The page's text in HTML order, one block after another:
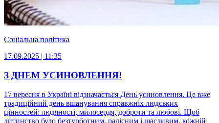
Соціальна політика
17.09.2025 | 11:35
З ДНЕМ УСИНОВЛЕННЯ!
17 вересня в Україні відзначається День усиновлення. Це вже
традиційний день вшанування справжніх людських
цінностей: людяності, милосердя, доброти та любові. Щоб
дитинство було безтурботним, радісним і щасливим, кожній